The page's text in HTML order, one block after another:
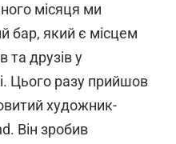
місяця ми
бар, який є місцем
та друзів у
Цього разу прийшов
художник-
Він зробив